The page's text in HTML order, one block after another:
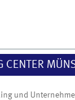
CENTER
und